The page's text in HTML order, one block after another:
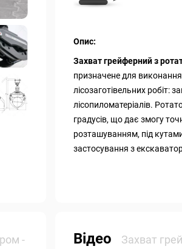
Опис:
Захват грейферний з
призначене для
лісозаготівельних робіт:
лісопиломатеріалів.
градусів, що дає змогу
розташуванням, під
застосування з
-
Відео Захват